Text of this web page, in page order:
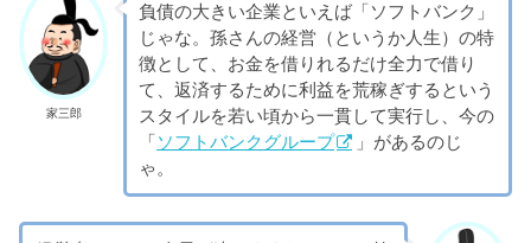
家三郎
負債の大きい企業といえば「ソフトバンク」
じゃな。孫さんの経営（というか人生）の特
徴として、お金を借りれるだけ全力で借り
て、返済するために利益を荒稼ぎするという
スタイルを若い頃から一貫して実行し、今の
「 ソフトバンクグループ
」があるのじ
ゃ。